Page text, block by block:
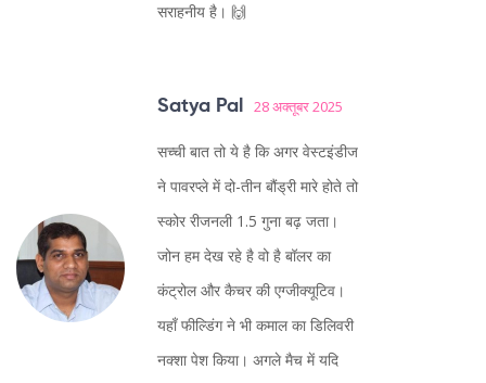
सराहनीय है। 🙌
Satya Pal 28 अक्तूबर 2025
सच्ची बात तो ये है कि अगर वेस्टइंडीज
ने पावरप्ले में दो-तीन बौंड्री मारे होते तो
स्कोर रीजनली 1.5 गुना बढ़ जता।
जोन हम देख रहे है वो है बॉलर का
कंट्रोल और कैचर की एग्जीक्यूटिव।
यहाँ फील्डिंग ने भी कमाल का डिलिवरी
नक्शा पेश किया। अगले मैच में यदि